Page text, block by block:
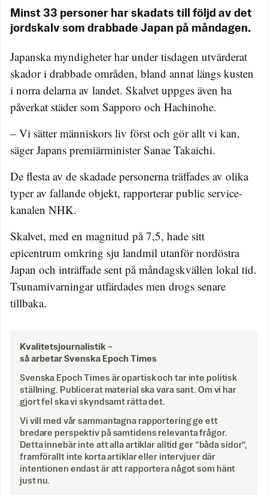
Minst 33 personer har skadats till följd av det
jordskalv som drabbade Japan på måndagen.
Japanska myndigheter har under tisdagen utvärderat
skador i drabbade områden, bland annat längs kusten
i norra delarna av landet. Skalvet uppges även ha
påverkat städer som Sapporo och Hachinohe.
– Vi sätter människors liv först och gör allt vi kan,
säger Japans premiärminister Sanae Takaichi.
De flesta av de skadade personerna träffades av olika
typer av fallande objekt, rapporterar public service-
kanalen NHK.
Skalvet, med en magnitud på 7,5, hade sitt
epicentrum omkring sju landmil utanför nordöstra
Japan och inträffade sent på måndagskvällen lokal tid.
Tsunamivarningar utfärdades men drogs senare
tillbaka.
Kvalitetsjournalistik –
så arbetar Svenska Epoch Times
Svenska Epoch Times är opartisk och tar inte politisk
ställning. Publicerat material ska vara sant. Om vi har
gjort fel ska vi skyndsamt rätta det.
Vi vill med vår sammantagna rapportering ge ett
bredare perspektiv på samtidens relevanta frågor.
Detta innebär inte att alla artiklar alltid ger ”båda sidor”,
framförallt inte korta artiklar eller intervjuer där
intentionen endast är att rapportera något som hänt
just nu.